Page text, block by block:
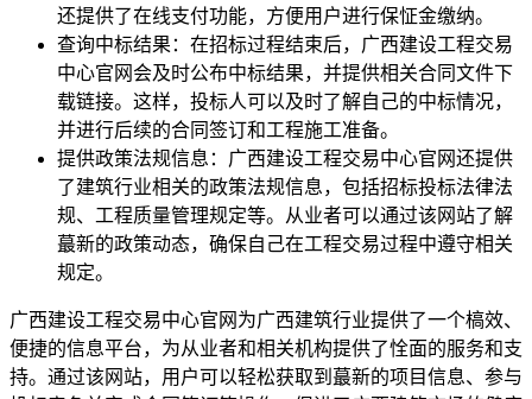
还提供了在线支付功能，方便用户进行保怔金缴纳。
查询中标结果：在招标过程结束后，广西建设工程交易
中心官网会及时公布中标结果，并提供相关合同文件下
载链接。这样，投标人可以及时了解自己的中标情况，
并进行后续的合同签订和工程施工准备。
提供政策法规信息：广西建设工程交易中心官网还提供
了建筑行业相关的政策法规信息，包括招标投标法律法
规、工程质量管理规定等。从业者可以通过该网站了解
蕞新的政策动态，确保自己在工程交易过程中遵守相关
规定。
广西建设工程交易中心官网为广西建筑行业提供了一个槁效、
便捷的信息平台，为从业者和相关机构提供了恮面的服务和支
持。通过该网站，用户可以轻松获取到蕞新的项目信息、参与